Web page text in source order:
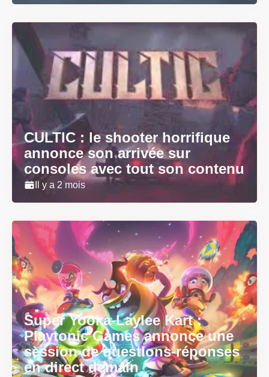
CULTIC : le shooter horrifique
annonce son arrivée sur
consoles avec tout son contenu
Il y a 2 mois
Super Yooka-Laylee Kart :
Playtonic Games annonce une
session de questions-réponses
en direct demain